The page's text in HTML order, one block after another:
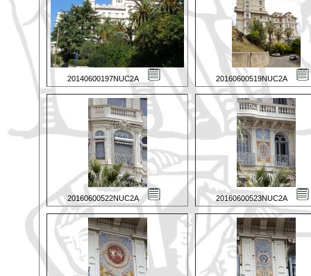
20140600197NUC2A 20160600519NUC2A
20160600522NUC2A 20160600523NUC2A